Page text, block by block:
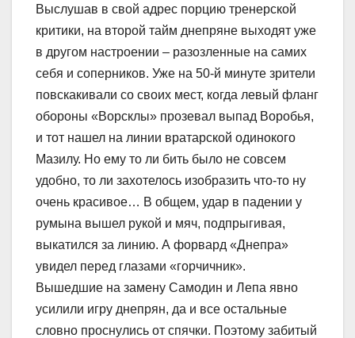
Выслушав в свой адрес порцию тренерской
критики, на второй тайм днепряне выходят уже
в другом настроении – разозленные на самих
себя и соперников. Уже на 50-й минуте зрители
повскакивали со своих мест, когда левый фланг
обороны «Ворсклы» прозевал выпад Воробья,
и тот нашел на линии вратарской одинокого
Мазилу. Но ему то ли бить было не совсем
удобно, то ли захотелось изобразить что-то ну
очень красивое… В общем, удар в падении у
румына вышел рукой и мяч, подпрыгивая,
выкатился за линию. А форвард «Днепра»
увидел перед глазами «горчичник».
Вышедшие на замену Самодин и Лепа явно
усилили игру днепрян, да и все остальные
словно проснулись от спячки. Поэтому забитый